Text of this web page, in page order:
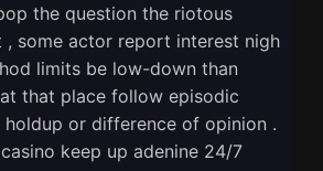
the question the riotous
, some actor report interest nigh
limits be low-down than
that place follow episodic
or difference of opinion .
keep up adenine 24/7